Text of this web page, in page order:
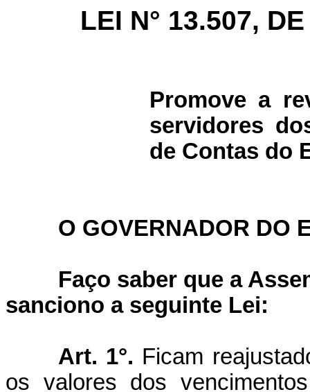
LEI N° 13.507,
Promove a
servidores
de Contas do
O GOVERNADOR DO
Faço saber que a
sanciono a seguinte Lei:
Art. 1°. Ficam
os valores dos